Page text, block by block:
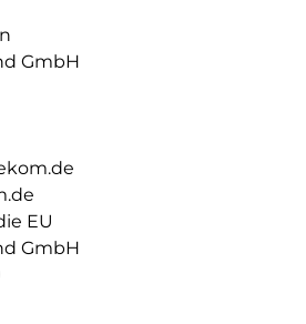
konzipiert. Das
Navigation), und die intuitive
ab.
GmbH
EU
GmbH